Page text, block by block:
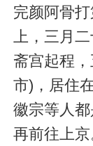
完颜阿骨
上，三月
斋宫起程
市)，居住
徽宗等人
再前往上京